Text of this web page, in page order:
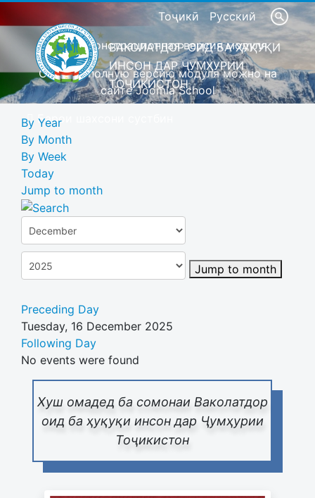
Тоҷикӣ Русский
Это демонстрационная версия модуля
Скачать полную версию модуля можно на
сайте Joomla School
Барои шахсони сустбин
ВАКОЛАТДОР ОИД БА ҲУҚУҚИ
ИНСОН ДАР ҶУМҲУРИИ
ТОҶИКИСТОН
Хуш омадед ба сомонаи Ваколатдор
оид ба ҳуқуқи инсон дар Ҷумҳурии
Тоҷикистон
By Year
By Month
By Week
Today
Jump to month
Jump to month
Preceding Day
Tuesday, 16 December 2025
Following Day
No events were found